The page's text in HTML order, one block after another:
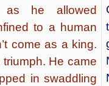
as he allowed
to a human
come as a king.
triumph. He came
in swaddling